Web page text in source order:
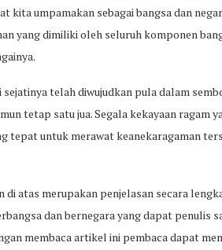
kita umpamakan sebagai bangsa dan
yang dimiliki oleh seluruh komponen
telah diwujudkan pula dalam
tetap satu jua. Segala kekayaan ragam
tepat untuk merawat keanekaragaman
di atas merupakan penjelasan secara
dan bernegara yang dapat penulis
membaca artikel ini pembaca dapat